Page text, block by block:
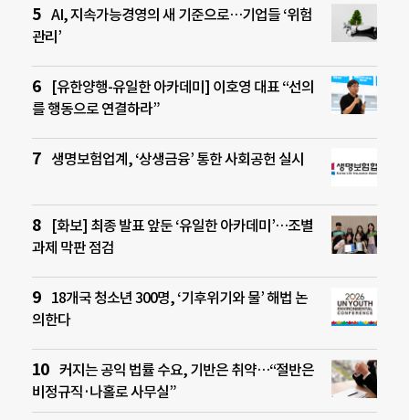
AI, 지속가능경영의 새 기준으로…기업들 ‘위험
관리’
[유한양행-유일한 아카데미] 이호영 대표 “선의
를 행동으로 연결하라”
생명보험업계, ‘상생금융’ 통한 사회공헌 실시
[화보] 최종 발표 앞둔 ‘유일한 아카데미’…조별
과제 막판 점검
18개국 청소년 300명, ‘기후위기와 물’ 해법 논
의한다
커지는 공익 법률 수요, 기반은 취약…“절반은
비정규직·나홀로 사무실”